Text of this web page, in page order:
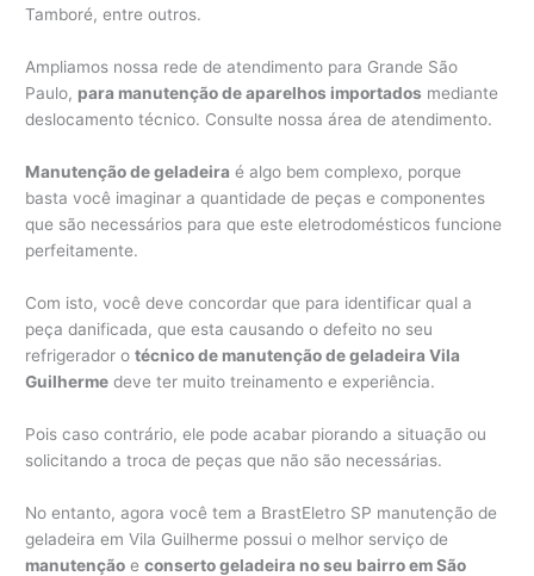
Tamboré, entre outros.
Ampliamos nossa rede de atendimento para Grande São
Paulo, para manutenção de aparelhos importados mediante
deslocamento técnico. Consulte nossa área de atendimento.
Manutenção de geladeira é algo bem complexo, porque
basta você imaginar a quantidade de peças e componentes
que são necessários para que este eletrodomésticos funcione
perfeitamente.
Com isto, você deve concordar que para identificar qual a
peça danificada, que esta causando o defeito no seu
refrigerador otécnico de manutenção de geladeira Vila
Guilherme deve ter muito treinamento e experiência.
Pois caso contrário, ele pode acabar piorando a situação ou
solicitando a troca de peças que não são necessárias.
No entanto, agora você tem a BrastEletro SP manutenção de
geladeira em Vila Guilherme possui o melhor serviço de
manutenção econserto geladeira no seu bairro em São